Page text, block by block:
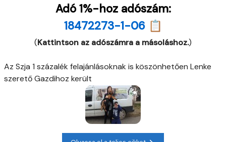
Adó 1%-hoz adószám:
18472273-1-06 📋
(Kattintson az adószámra a másoláshoz.)
Az Szja 1 százalék felajánlásoknak is köszönhetően Lenke
szerető Gazdihoz került